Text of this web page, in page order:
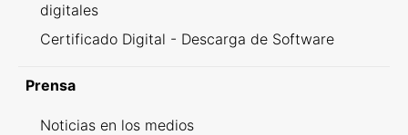
digitales
Certificado Digital - Descarga de Software
Prensa
Noticias en los medios